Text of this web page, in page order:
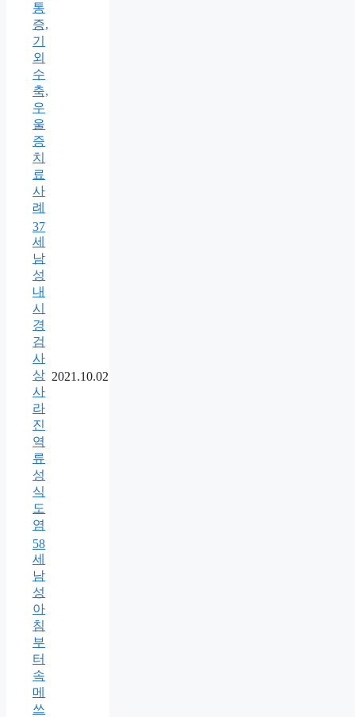
통
증,
기
외
수
축,
우
울
증
치
료
사
례
37
세
남
성
내
시
경
검
사
상
사
라
진
역
류
성
식
도
염
2021.10.02
58
세
남
성
아
침
부
터
속
메
쓰